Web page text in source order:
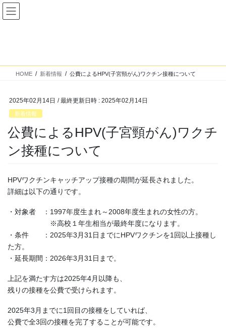
コ
ン
ス
ナ
ビ
ン
HOME 新着情報 公費によるHPV(子宮頸がん)ワクチン接種について
2025年02月14日 / 最終更新日時 : 2025年02月14日
新着情報
公費によるHPV(子宮頸がん)ワクチ
ン接種について
HPVワクチンキャッチアップ接種の期間が延長されました。
詳細は以下の通りです。
・対象者 ：1997年度生まれ～2008年度生まれの女性の方。
※高校１年生相当が最終年度になります。
・条件 ：2025年3月31日までにHPVワクチンを1回以上接種し
た方。
・延長期間：2026年3月31日まで。
上記を満たす方は2025年4月以降も、
残りの接種を公費で受けられます。
2025年3月までに1回目の接種をしていれば、
公費で全3回の接種を完了することが可能です。